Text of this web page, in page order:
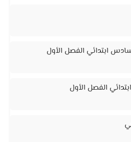
ابتدائي الفصل الأول
الفصل الأول